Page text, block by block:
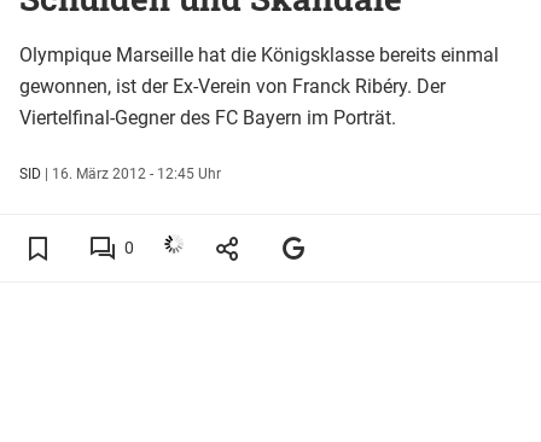
Olympique Marseille hat die Königsklasse bereits einmal
gewonnen, ist der Ex-Verein von Franck Ribéry. Der
Viertelfinal-Gegner des FC Bayern im Porträt.
SID | 16. März 2012 - 12:45 Uhr
0